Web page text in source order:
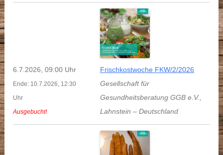
6.7.2026, 09:00 Uhr
Ende: 10.7.2026, 12:30
Uhr
Ausgebucht!
Frischkostwoche FKW/2/2026
Gesellschaft für
Gesundheitsberatung GGB e.V.,
Lahnstein –Deutschland